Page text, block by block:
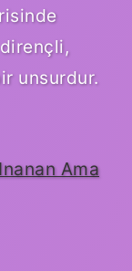
unsurdur.
Ama